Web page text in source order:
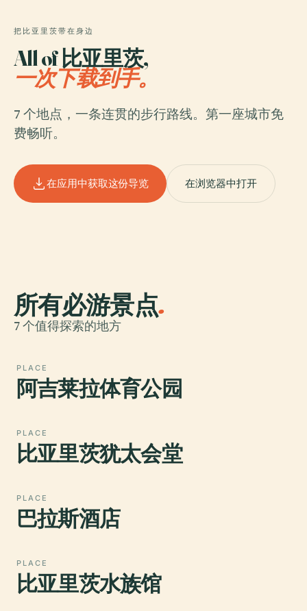
把比亚里茨带在身边
All of 比亚里茨,
一次下载到手。
7 个地点，一条连贯的步行路线。第一座城市免
费畅听。
在应用中获取这份导览 在浏览器中打开
所有必游景点.
7 个值得探索的地方
PLACE
阿吉莱拉体育公园
PLACE
比亚里茨犹太会堂
PLACE
巴拉斯酒店
PLACE
比亚里茨水族馆